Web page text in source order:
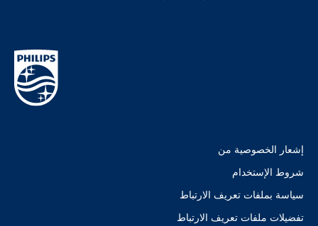
إشعار الخصوصية من
شروط الإستخدام
سياسة بملفات تعريف الارتباط
تفضيلات ملفات تعريف الارتباط